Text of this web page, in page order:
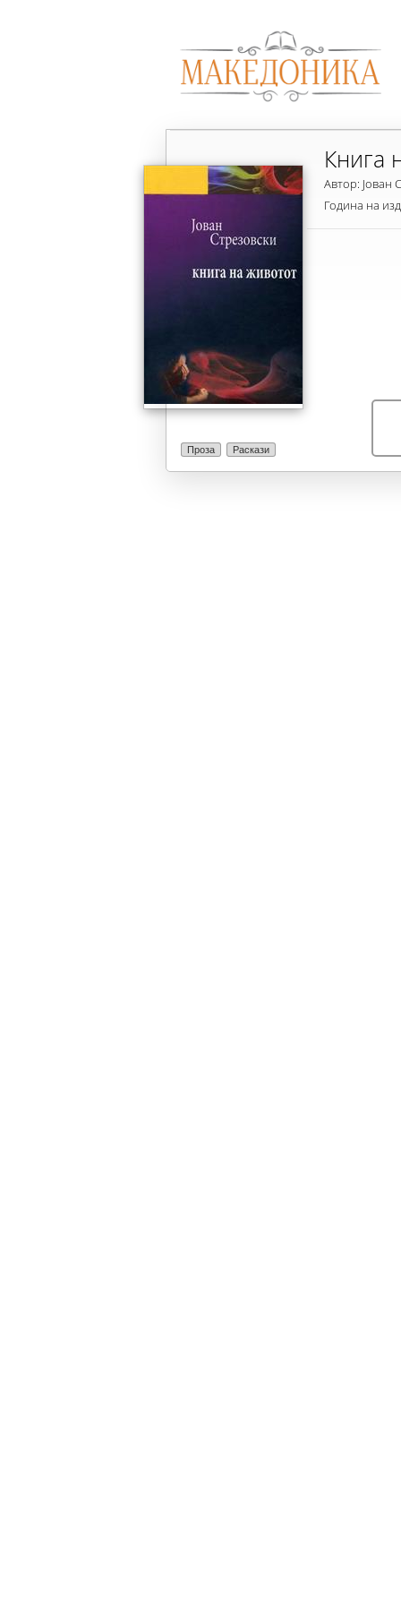
Проза Раскази
Книга
Автор: Јован
Година на